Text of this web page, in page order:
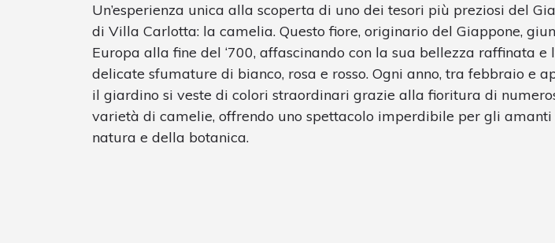
Un’esperienza unica alla scoperta di uno dei tesori più preziosi del
di Villa Carlotta: la camelia. Questo fiore, originario del Giappone,
Europa alla fine del ‘700, affascinando con la sua bellezza raffinata e
delicate sfumature di bianco, rosa e rosso. Ogni anno, tra febbraio e
il giardino si veste di colori straordinari grazie alla fioritura di
varietà di camelie, offrendo uno spettacolo imperdibile per gli
natura e della botanica.